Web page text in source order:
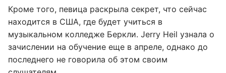
Кроме того, певица раскрыла секрет, что сейчас
находится в США, где будет учиться в
музыкальном колледже Беркли. Jerry Heil узнала о
зачислении на обучение еще в апреле, однако до
последнего не говорила об этом своим